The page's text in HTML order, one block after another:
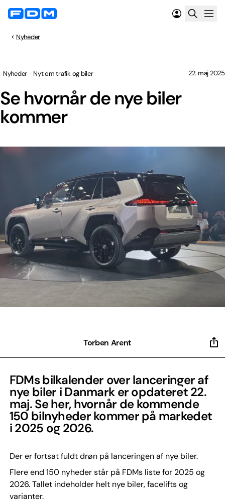
Nyheder
Se hvornår de nye biler
kommer
Nyheder Nyt om trafik og biler 22. maj 2025
Torben Arent
FDMs bilkalender over lanceringer af
nye biler i Danmark er opdateret 22.
maj. Se her, hvornår de kommende
150 bilnyheder kommer på markedet
i 2025 og 2026.
Der er fortsat fuldt drøn på lanceringen af nye biler.
Flere end 150 nyheder står på FDMs liste for 2025 og
2026. Tallet indeholder helt nye biler, facelifts og
varianter.